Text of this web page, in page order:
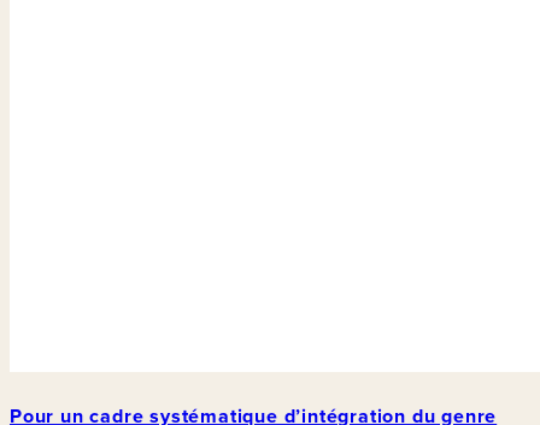
Pour un cadre systématique d’intégration du genre